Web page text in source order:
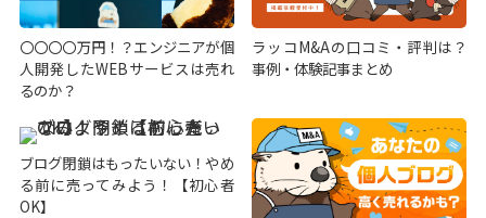
〇〇〇〇万円！？エンジニアが個
人開発したWEBサービスは売れ
るのか？
ラッコM&Aの口コミ・評判は？
事例・体験記事まとめ
ブログ閉鎖はもったいない！やめ
る前に売ってみよう！【初心者
OK】